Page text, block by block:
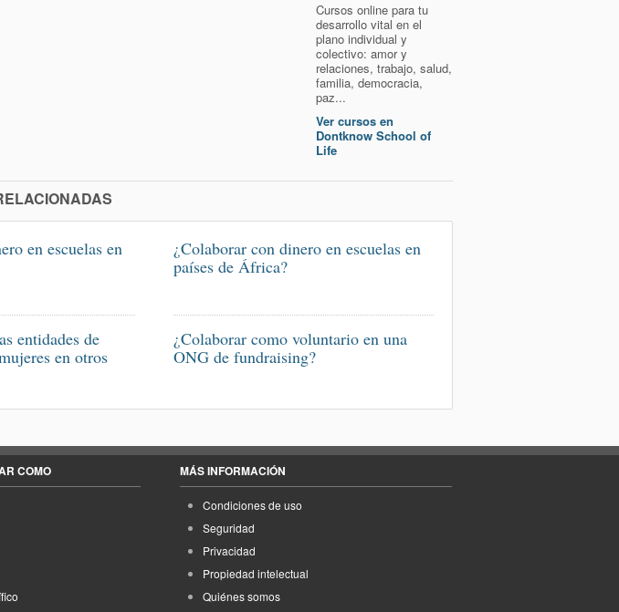
Cursos online para tu
desarrollo vital en el
plano individual y
colectivo: amor y
relaciones, trabajo, salud,
familia, democracia,
paz...
Ver cursos en
Dontknow School of
Life
en escuelas en
¿Colaborar con dinero en escuelas en
países de África?
entidades de
en otros
¿Colaborar como voluntario en una
ONG de fundraising?
COMO MÁS INFORMACIÓN
Condiciones de uso
Seguridad
Privacidad
Propiedad intelectual
Quiénes somos